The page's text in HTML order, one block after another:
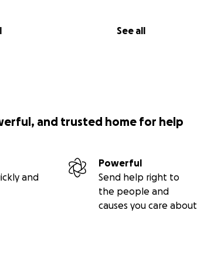
See all
and trusted home for help
and
Powerful
Send help right to
the people and
causes you care about